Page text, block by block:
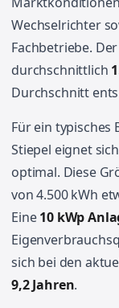
Wechselrichter
Fachbetriebe.
durchschnittlich
Durchschnitt
Für ein typisches
Stiepel eignet
optimal. Diese
von 4.500 kWh
Eine10 kWp
sich bei den
9,2 Jahren.